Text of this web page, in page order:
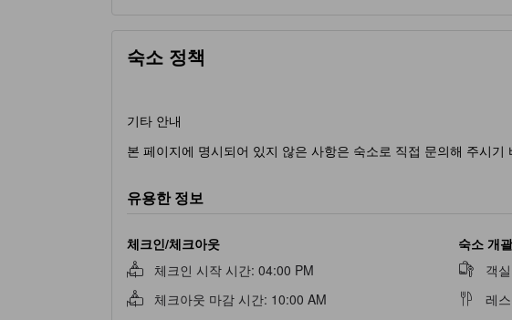
숙소 정책
기타 안내
본 페이지에 명시되어 있지 않은 사항은 숙소로 직접 문의해 주시기
유용한 정보
체크인/체크아웃
체크인 시작 시간: 04:00 PM
체크아웃 마감 시간: 10:00 AM
숙소 개
객
레